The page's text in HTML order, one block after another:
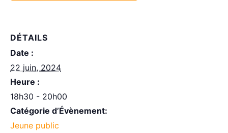
DÉTAILS
Date :
22 juin, 2024
Heure :
18h30 - 20h00
Catégorie d’Évènement:
Jeune public